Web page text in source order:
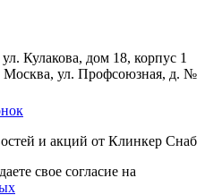
Кулакова, дом 18, корпус 1
Москва, ул. Профсоюзная, д. №
и акций от Клинкер Снаб
свое согласие на